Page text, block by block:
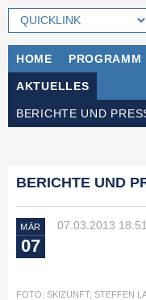
Navigation
überspringen
HOME PROGRAMM
AKTUELLES
Navigation
überspringen
BERICHTE UND
BERICHTE UND
MÄR
07
07.03.2013 18:51
FOTO: SKIZUNFT, STEFFEN